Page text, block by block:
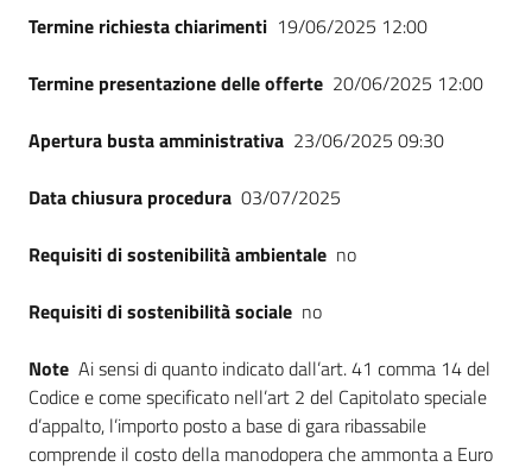
Termine richiesta chiarimenti 19/06/2025 12:00
Termine presentazione delle offerte 20/06/2025 12:00
Apertura busta amministrativa 23/06/2025 09:30
Data chiusura procedura 03/07/2025
Requisiti di sostenibilità ambientale no
Requisiti di sostenibilità sociale no
Note Ai sensi di quanto indicato dall’art. 41 comma 14 del
Codice e come specificato nell’art 2 del Capitolato speciale
d’appalto, l’importo posto a base di gara ribassabile
comprende il costo della manodopera che ammonta a Euro